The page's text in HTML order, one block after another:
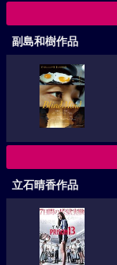
副島和樹作品
立石晴香作品